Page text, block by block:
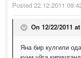
Posted 22.12.2011
On 12/22/2011
Яна бир кулгили